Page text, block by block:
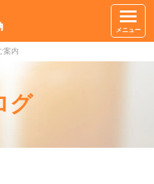
メニュー
案内
グ